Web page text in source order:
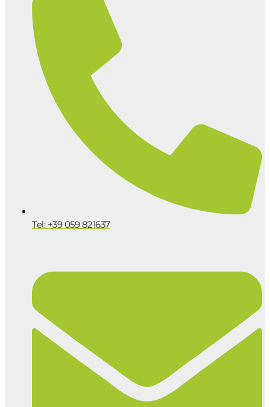
Tel: +39 059 821637